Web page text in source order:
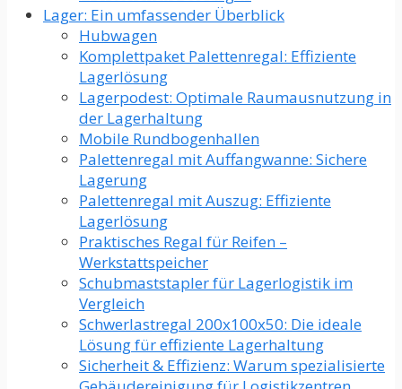
Lager: Ein umfassender Überblick
Hubwagen
Komplettpaket Palettenregal: Effiziente
Lagerlösung
Lagerpodest: Optimale Raumausnutzung in
der Lagerhaltung
Mobile Rundbogenhallen
Palettenregal mit Auffangwanne: Sichere
Lagerung
Palettenregal mit Auszug: Effiziente
Lagerlösung
Praktisches Regal für Reifen –
Werkstattspeicher
Schubmaststapler für Lagerlogistik im
Vergleich
Schwerlastregal 200x100x50: Die ideale
Lösung für effiziente Lagerhaltung
Sicherheit & Effizienz: Warum spezialisierte